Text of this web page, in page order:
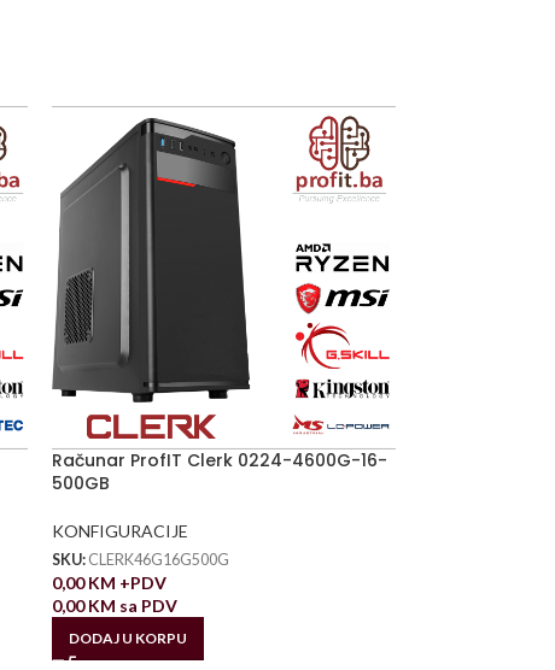
Računar ProfIT Clerk 0224-4600G-16-
500GB
KONFIGURACIJE
SKU: CLERK46G16G500G
0,00KM +PDV
0,00KM sa PDV
DODAJ U KORPU